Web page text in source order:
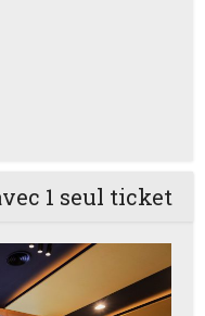
1 seul ticket